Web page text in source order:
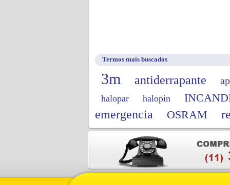
Termos mais buscados
3m antiderrapante
halopar halopin
emergencia OSRAM